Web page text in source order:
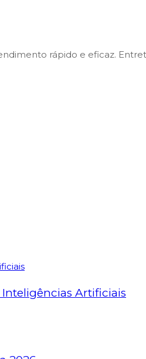
rápido e eficaz.
Inteligências Artificiais